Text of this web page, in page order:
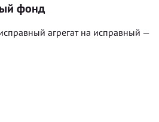
фонд
агрегат на исправный —